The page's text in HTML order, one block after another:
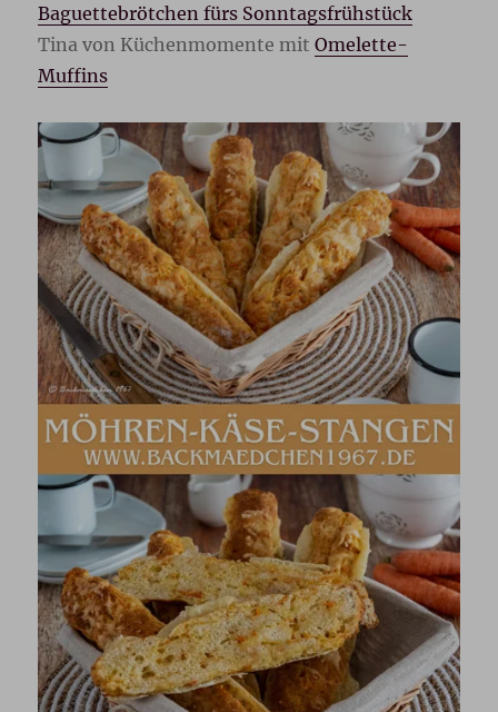
Baguettebrötchen fürs Sonntagsfrühstück
Tina von Küchenmomente mitOmelette-
Muffins